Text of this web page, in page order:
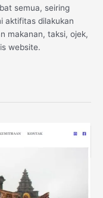
semua, seiring
aktifitas dilakukan
makanan, taksi, ojek,
website.